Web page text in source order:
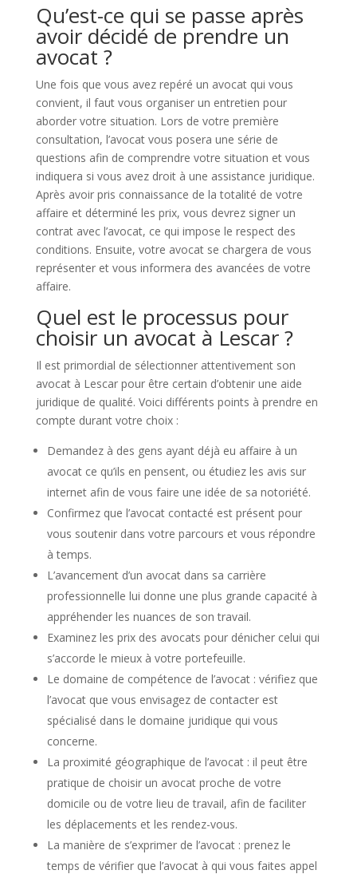
Qu’est-ce qui se passe après
avoir décidé de prendre un
avocat ?
Une fois que vous avez repéré un avocat qui vous
convient, il faut vous organiser un entretien pour
aborder votre situation. Lors de votre première
consultation, l’avocat vous posera une série de
questions afin de comprendre votre situation et vous
indiquera si vous avez droit à une assistance juridique.
Après avoir pris connaissance de la totalité de votre
affaire et déterminé les prix, vous devrez signer un
contrat avec l’avocat, ce qui impose le respect des
conditions. Ensuite, votre avocat se chargera de vous
représenter et vous informera des avancées de votre
affaire.
Quel est le processus pour
choisir un avocat à Lescar ?
Il est primordial de sélectionner attentivement son
avocat à Lescar pour être certain d’obtenir une aide
juridique de qualité. Voici différents points à prendre en
compte durant votre choix :
Demandez à des gens ayant déjà eu affaire à un
avocat ce qu’ils en pensent, ou étudiez les avis sur
internet afin de vous faire une idée de sa notoriété.
Confirmez que l’avocat contacté est présent pour
vous soutenir dans votre parcours et vous répondre
à temps.
L’avancement d’un avocat dans sa carrière
professionnelle lui donne une plus grande capacité à
appréhender les nuances de son travail.
Examinez les prix des avocats pour dénicher celui qui
s’accorde le mieux à votre portefeuille.
Le domaine de compétence de l’avocat : vérifiez que
l’avocat que vous envisagez de contacter est
spécialisé dans le domaine juridique qui vous
concerne.
La proximité géographique de l’avocat : il peut être
pratique de choisir un avocat proche de votre
domicile ou de votre lieu de travail, afin de faciliter
les déplacements et les rendez-vous.
La manière de s’exprimer de l’avocat : prenez le
temps de vérifier que l’avocat à qui vous faites appel